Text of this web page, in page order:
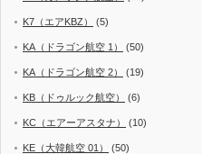
K7（エアKBZ） (5)
KA（ドラゴン航空 1） (50)
KA（ドラゴン航空 2） (19)
KB（ドゥルック航空） (6)
KC（エアーアスタナ） (10)
KE（大韓航空 01） (50)